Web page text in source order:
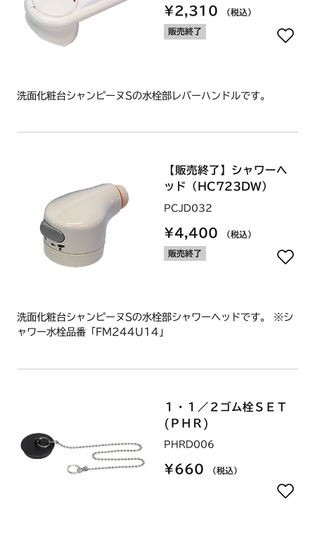
¥2,310 （税込）
販売終了
洗面化粧台シャンピーヌSの水栓部レバーハンドルです。
【販売終了】シャワーヘ
ッド（HC723DW）
PCJD032
¥4,400 （税込）
販売終了
洗面化粧台シャンピーヌSの水栓部シャワーヘッドです。 ※シ
ャワー水栓品番「FM244U14」
１・１／２ゴム栓ＳＥＴ
(ＰＨＲ)
PHRD006
¥660 （税込）